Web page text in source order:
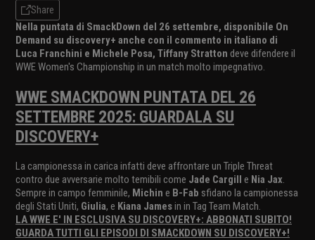
Share
Nella puntata di SmackDown del 26 settembre, disponibile On
Demand su discovery+ anche con il commento in italiano di
Luca Franchini e Michele Posa, Tiffany Stratton deve difendere il
WWE Women's Championship in un match molto impegnativo.
WWE SMACKDOWN PUNTATA DEL 26
SETTEMBRE 2025: GUARDALA SU
DISCOVERY+
La campionessa in carica infatti deve affrontare un Triple Threat
contro due avversarie molto temibili come Jade Cargill e Nia Jax.
Sempre in campo femminile, Michin e B-Fab sfidano la campionessa
degli Stati Uniti, Giulia, e Kiana Jamesin in Tag Team Match.
LA WWE E' IN ESCLUSIVA SU DISCOVERY+: ABBONATI SUBITO!
GUARDA TUTTI GLI EPISODI DI SMACKDOWN SU DISCOVERY+!